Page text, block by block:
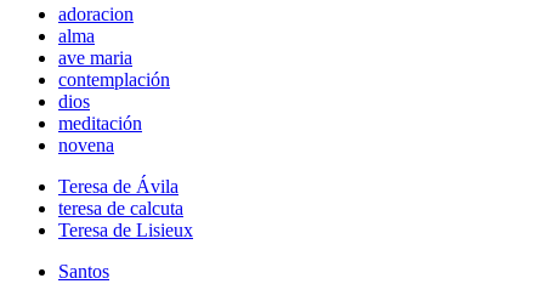
adoracion
alma
ave maria
contemplación
dios
meditación
novena
Teresa de Ávila
teresa de calcuta
Teresa de Lisieux
Santos